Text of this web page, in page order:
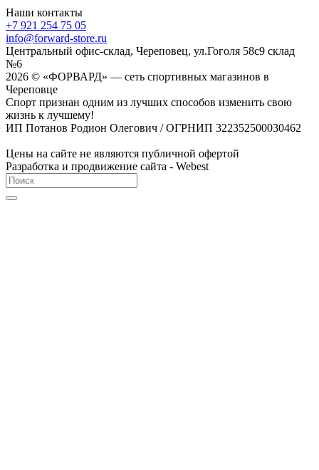
Наши контакты
+7 921 254 75 05
info@forward-store.ru
Центральный офис-склад, Череповец, ул.Гоголя 58с9 склад
№6
2026 © «ФОРВАРД» — сеть спортивных магазинов в
Череповце
Спорт признан одним из лучших способов изменить свою
жизнь к лучшему!
ИП Потанов Родион Олегович / ОГРНИП 322352500030462
Цены на сайте не являются публичной офертой
Разработка и продвижение сайта - Webest